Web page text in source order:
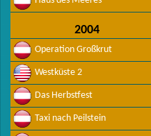
2004
Operation Großkrut
Westküste 2
Das Herbstfest
Taxi nach Peilstein